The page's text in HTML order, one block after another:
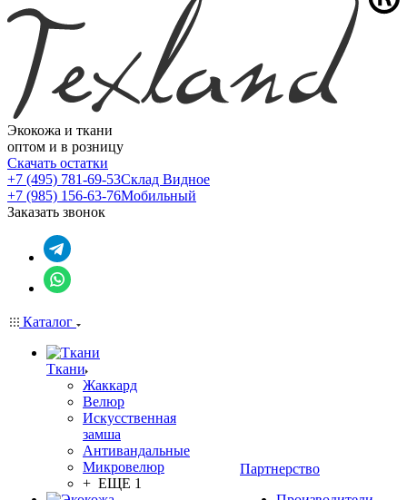
Экокожа и ткани
оптом и в розницу
Скачать остатки
+7 (495) 781-69-53Склад Видное
+7 (985) 156-63-76Мобильный
Заказать звонок
Каталог
Ткани
Жаккард
Велюр
Искусственная
замша
Антивандальные
Микровелюр
+ ЕЩЕ 1
Партнерство